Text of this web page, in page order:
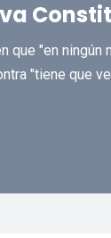
"en ningún
"tiene que